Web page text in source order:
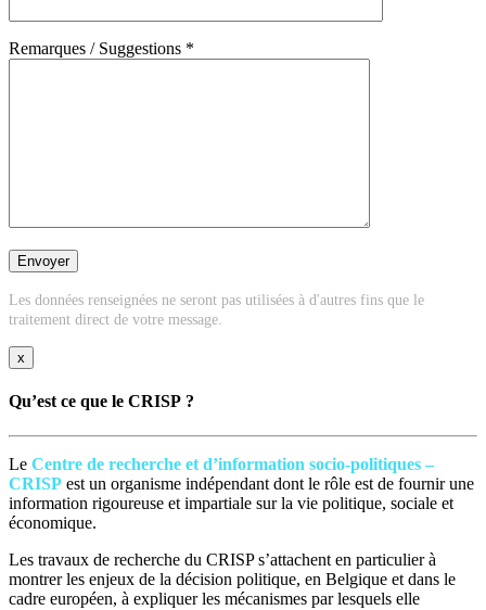
Remarques / Suggestions *
Les données renseignées ne seront pas utilisées à d'autres fins que le
traitement direct de votre message.
x
Qu’est ce que le CRISP ?
Le Centre de recherche et d’information socio-politiques –
CRISP est un organisme indépendant dont le rôle est de fournir une
information rigoureuse et impartiale sur la vie politique, sociale et
économique.
Les travaux de recherche du CRISP s’attachent en particulier à
montrer les enjeux de la décision politique, en Belgique et dans le
cadre européen, à expliquer les mécanismes par lesquels elle